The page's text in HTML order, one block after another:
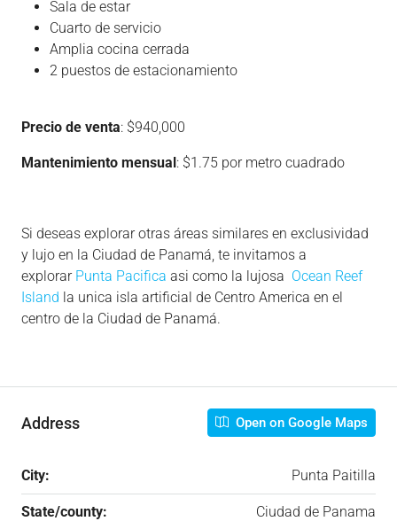
Sala de estar
Cuarto de servicio
Amplia cocina cerrada
2 puestos de estacionamiento
Precio de venta: $940,000
Mantenimiento mensual: $1.75 por metro cuadrado
Si deseas explorar otras áreas similares en exclusividad
y lujo en la Ciudad de Panamá, te invitamos a
explorar Punta Pacifica asi como la lujosa Ocean Reef
Island la unica isla artificial de Centro America en el
centro de la Ciudad de Panamá.
Address Open on Google Maps
City: Punta Paitilla
State/county: Ciudad de Panama